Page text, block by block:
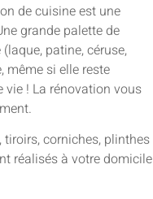
de cuisine est une
grande palette de
patine, céruse,
même si elle reste
vie ! La rénovation vous
tiroirs, corniches, plinthes
réalisés à votre domicile